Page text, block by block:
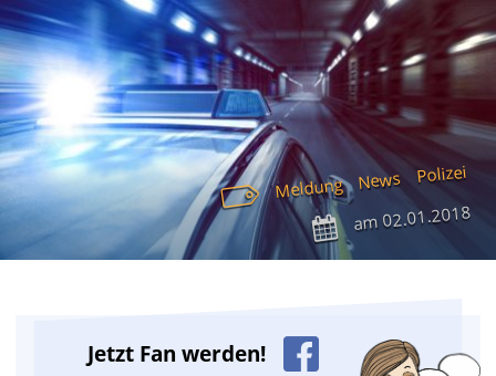
Meldung News Polizei
am02.01.2018
Jetzt Fan werden!